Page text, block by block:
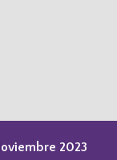
2023